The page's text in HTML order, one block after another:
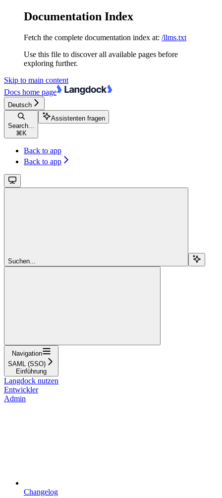
Documentation Index
Fetch the complete documentation index at: /llms.txt
Use this file to discover all available pages before
exploring further.
Skip to main content
Docs home page
Deutsch
Search...
⌘ K
Assistenten fragen
Back to app
Back to app
Suchen...
Navigation
SAML (SSO)
Einführung
Langdock nutzen
Entwickler
Admin
Changelog